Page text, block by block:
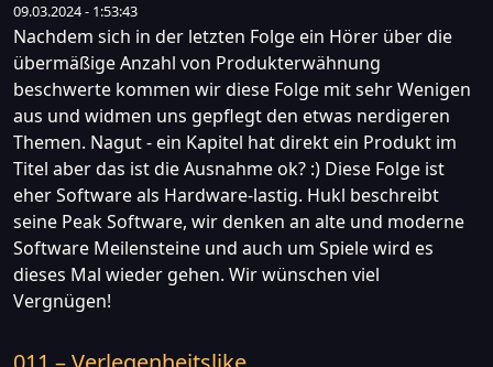
09.03.2024 - 1:53:43
Nachdem sich in der letzten Folge ein Hörer über die
übermäßige Anzahl von Produkterwähnung
beschwerte kommen wir diese Folge mit sehr Wenigen
aus und widmen uns gepflegt den etwas nerdigeren
Themen. Nagut - ein Kapitel hat direkt ein Produkt im
Titel aber das ist die Ausnahme ok? :) Diese Folge ist
eher Software als Hardware-lastig. Hukl beschreibt
seine Peak Software, wir denken an alte und moderne
Software Meilensteine und auch um Spiele wird es
dieses Mal wieder gehen. Wir wünschen viel
Vergnügen!